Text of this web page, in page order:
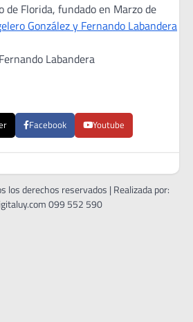
Florida, fundado en Marzo de
González y Fernando Labandera
Labandera
Facebook Youtube